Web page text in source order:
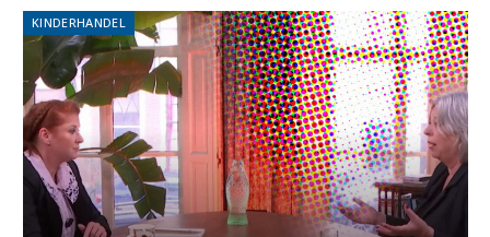
KINDERHANDEL